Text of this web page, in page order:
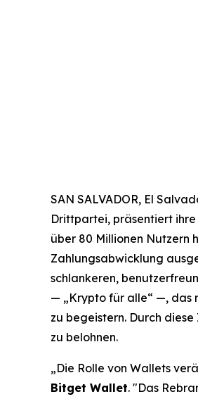
SAN SALVADOR, El
Drittpartei, präsentiert
über 80 Millionen
Zahlungsabwicklung
schlankeren,
— „Krypto für alle“ —, das
zu begeistern. Durch
zu belohnen.
„Die Rolle von Wallets
Bitget Wallet. "Das